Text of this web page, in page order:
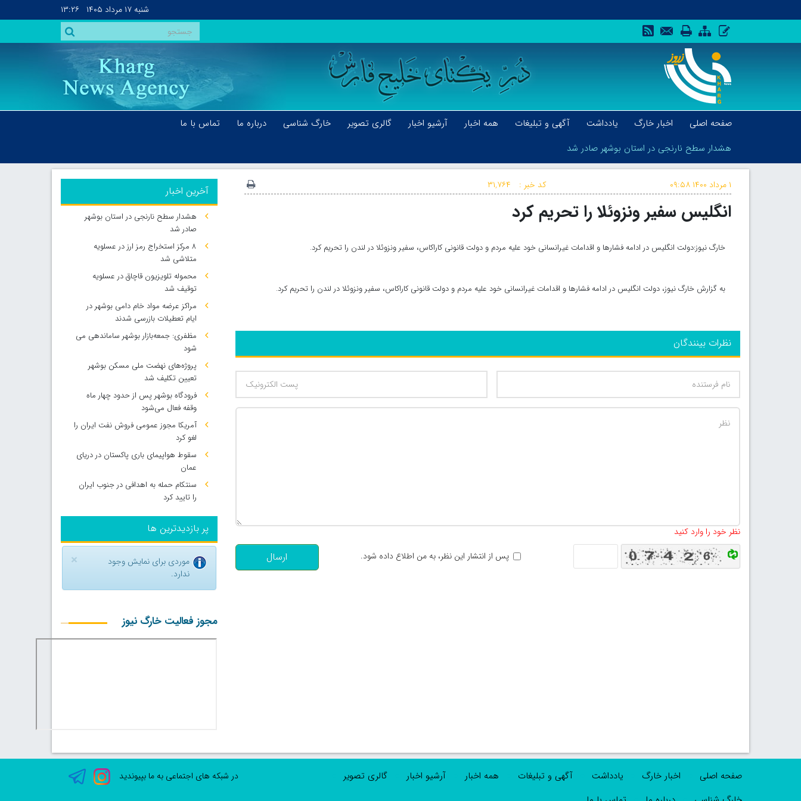
شنبه ۱۷ مرداد ۱۴۰۵ ۱۳:۲۶
صفحه اصلی اخبار خارگ یادداشت آگهی و تبلیغات همه اخبار آرشیو اخبار گالری تصویر خارگ شناسی درباره ما
تماس با ما
هشدار سطح نارنجی در استان بوشهر صادر شد
هشدار سطح نارنجی در استان بوشهر صادر شد
کد خبر : ۳۱,۷۶۴ ۱ مرداد ۱۴۰۰ ۰۹:۵۸
انگلیس سفیر ونزوئلا را تحریم کرد
خارگ نیوز:‌دولت انگلیس در ادامه فشار‌ها و اقدامات غیرانسانی خود علیه مردم و دولت قانونی کاراکاس، سفیر ونزوئلا در لندن را تحریم کرد.
به گزارش خارگ نیوز، دولت انگلیس در ادامه فشار‌ها و اقدامات غیرانسانی خود علیه مردم و دولت قانونی کاراکاس، سفیر ونزوئلا در لندن را تحریم کرد.
نظرات بینندگان
نظر خود را وارد کنید
پس از انتشار این نظر، به من اطلاع داده شود.
ارسال
آخرین اخبار
هشدار سطح نارنجی در استان بوشهر
صادر شد
۸ مرکز استخراج رمز ارز در عسلویه
متلاشی شد
محموله تلویزیون قاچاق در عسلویه
توقیف شد
مراکز عرضه مواد خام دامی بوشهر در
ایام تعطیلات بازرسی شدند
مظفری: جمعه‌بازار بوشهر ساماندهی می‌
شود
پروژه‌های نهضت ملی مسکن بوشهر
تعیین تکلیف شد
فرودگاه بوشهر پس از حدود چهار ماه
وقفه فعال می‌شود
آمریکا مجوز عمومی فروش نفت ایران را
لغو کرد
سقوط هواپیمای باری پاکستان در دریای
عمان
سنتکام حمله به اهدافی در جنوب ایران
را تایید کرد
پر بازدیدترین ها
×
موردی برای نمایش وجود
ندارد.
مجوز فعالیت خارگ نیوز
صفحه اصلی اخبار خارگ یادداشت آگهی و تبلیغات همه اخبار آرشیو اخبار
گالری تصویر
در شبکه های اجتماعی به ما بپیوندید